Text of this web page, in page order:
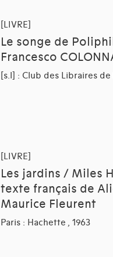
[LIVRE]
Le songe de
Francesco
[s.l] : Club des Libraires de
[LIVRE]
Les jardins / Miles
texte français de
Maurice Fleurent
Paris : Hachette , 1963